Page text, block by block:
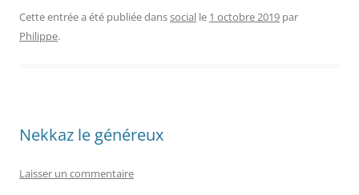
c
e
o
k
st
n
ai ta
Cette entrée a été publiée danssocial le 1 octobre 2019 par
Philippe.
Nekkaz le généreux
Laisser un commentaire